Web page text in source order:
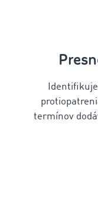
termínov